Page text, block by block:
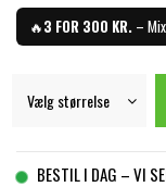
🔥3 FOR 300 KR. –
BESTIL I DAG – VI